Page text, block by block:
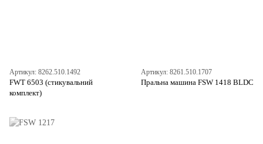
Артикул: 8262.510.1492
FWT 6503 (стикувальний
комплект)
Артикул: 8261.510.1707
Пральна машина FSW 1418 BLDC